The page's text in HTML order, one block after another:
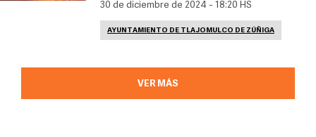
30 de diciembre de 2024 - 18:20 HS
AYUNTAMIENTO DE TLAJOMULCO DE ZÚÑIGA
VER MÁS